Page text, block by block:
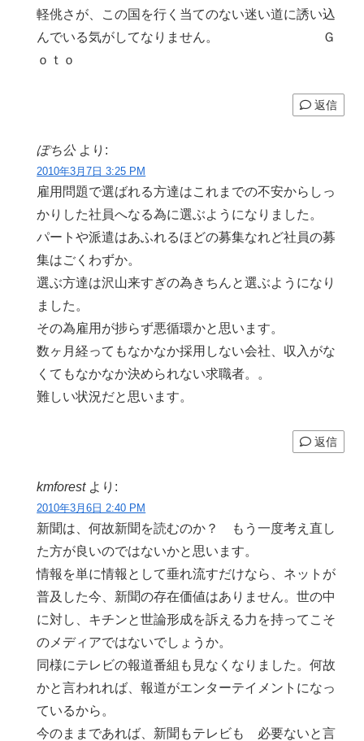
軽佻さが、この国を行く当てのない迷い道に誘い込
んでいる気がしてなりません。 Ｇ
ｏｔｏ
返信
ぽち公 より:
2010年3月7日 3:25 PM
雇用問題で選ばれる方達はこれまでの不安からしっ
かりした社員へなる為に選ぶようになりました。
パートや派遣はあふれるほどの募集なれど社員の募
集はごくわずか。
選ぶ方達は沢山来すぎの為きちんと選ぶようになり
ました。
その為雇用が捗らず悪循環かと思います。
数ヶ月経ってもなかなか採用しない会社、収入がな
くてもなかなか決められない求職者。。
難しい状況だと思います。
返信
kmforest より:
2010年3月6日 2:40 PM
新聞は、何故新聞を読むのか？ もう一度考え直し
た方が良いのではないかと思います。
情報を単に情報として垂れ流すだけなら、ネットが
普及した今、新聞の存在価値はありません。世の中
に対し、キチンと世論形成を訴える力を持ってこそ
のメディアではないでしょうか。
同様にテレビの報道番組も見なくなりました。何故
かと言われれば、報道がエンターテイメントになっ
ているから。
今のままであれば、新聞もテレビも 必要ないと言